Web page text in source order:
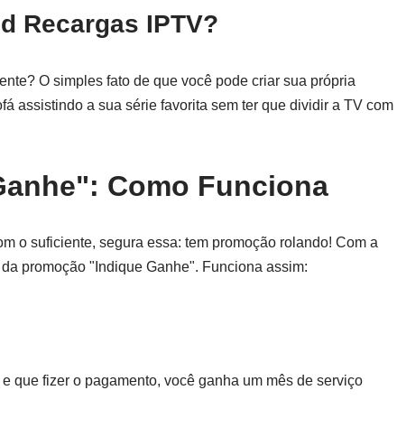
Recargas IPTV?
O simples fato de que você pode criar sua própria
assistindo a sua série favorita sem ter que dividir a TV com
Como Funciona
o suficiente, segura essa: tem promoção rolando! Com a
promoção "Indique Ganhe". Funciona assim:
que fizer o pagamento, você ganha um mês de serviço